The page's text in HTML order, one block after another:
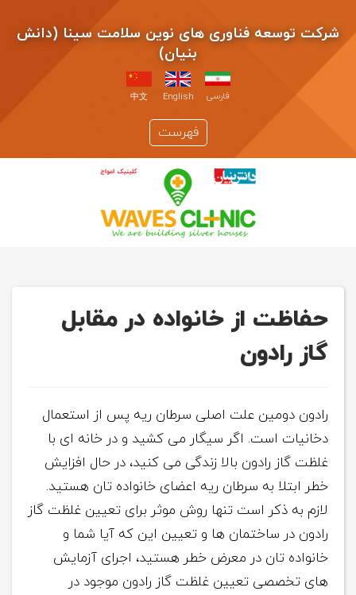
شرکت توسعه فناوری های نوین سلامت سینا (دانش
بنیان)
فارسی English
中文
فهرست
حفاظت از خانواده در مقابل
گاز رادون
رادون دومین علت اصلی سرطان ریه پس از استعمال
دخانیات است. اگر سیگار می کشید و در خانه ای با
غلظت گاز رادون بالا زندگی می کنید، در حال افزایش
خطر ابتلا به سرطان ریه اعضای خانواده تان هستید.
لازم به ذکر است تنها روش موثر برای تعیین غلظت گاز
رادون در ساختمان ها و تعیین این که آیا شما و
خانواده تان در معرض خطر هستید، اجرای آزمایش
های تخصصی تعیین غلظت گاز رادون موجود در